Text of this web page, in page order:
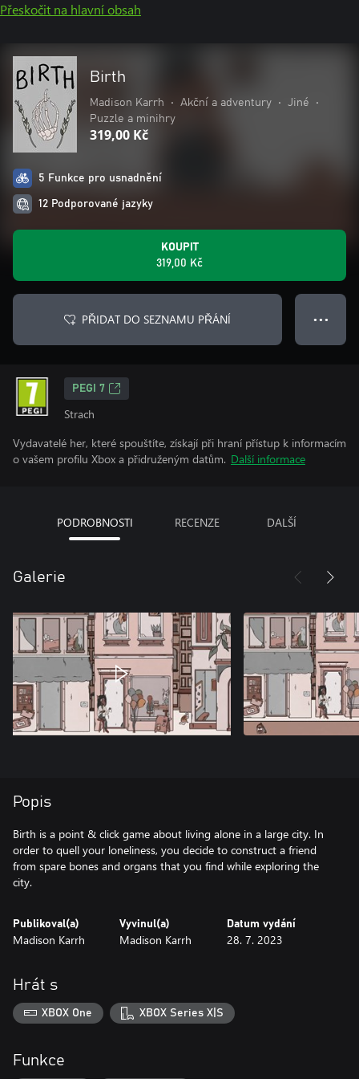
Přeskočit na hlavní obsah
Birth
Madison Karrh • Akční a adventury • Jiné
•
Puzzle a minihry
319,00 Kč
5 Funkce pro usnadnění
12 Podporované jazyky
KOUPIT
319,00 Kč
PŘIDAT DO SEZNAMU PŘÁNÍ ● ● ●
PEGI 7
Strach
Vydavatelé her, které spouštíte, získají při hraní přístup k informacím
o vašem profilu Xbox a přidruženým datům. Další informace
PODROBNOSTI RECENZE DALŠÍ
Galerie
Popis
Birth is a point & click game about living alone in a large city. In
order to quell your loneliness, you decide to construct a friend
from spare bones and organs that you find while exploring the
city.
Publikoval(a)
Madison Karrh
Vyvinul(a)
Madison Karrh
Datum vydání
28. 7. 2023
Hrát s
XBOX One XBOX Series X|S
Funkce